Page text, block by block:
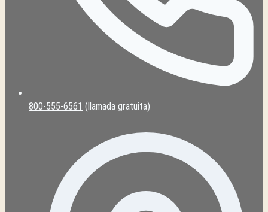
800-555-6561 (llamada gratuita)